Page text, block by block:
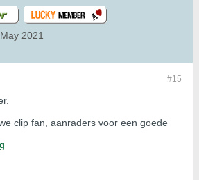
May 2021
#15
clip fan, aanraders voor een goede